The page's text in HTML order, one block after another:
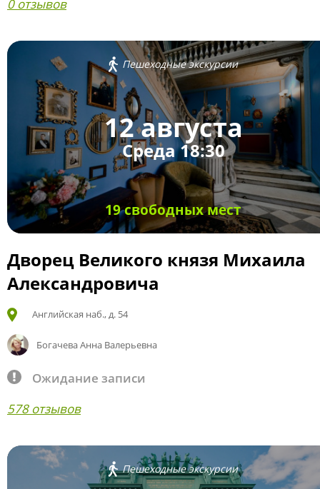
0 отзывов
Пешеходные экскурсии
12 августа
Среда 18:30
19 свободных мест
Дворец Великого князя Михаила
Александровича
Английская наб., д. 54
Богачева Анна Валерьевна
Ожидание записи
578 отзывов
Пешеходные экскурсии